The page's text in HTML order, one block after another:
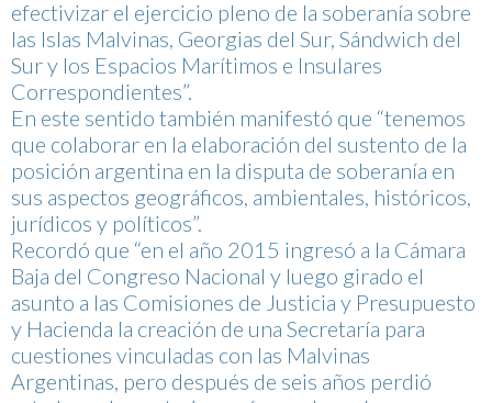
efectivizar el ejercicio pleno de la soberanía sobre
las Islas Malvinas, Georgias del Sur, Sándwich del
Sur y los Espacios Marítimos e Insulares
Correspondientes”.
En este sentido también manifestó que “tenemos
que colaborar en la elaboración del sustento de la
posición argentina en la disputa de soberanía en
sus aspectos geográficos, ambientales, históricos,
jurídicos y políticos”.
Recordó que “en el año 2015 ingresó a la Cámara
Baja del Congreso Nacional y luego girado el
asunto a las Comisiones de Justicia y Presupuesto
y Hacienda la creación de una Secretaría para
cuestiones vinculadas con las Malvinas
Argentinas, pero después de seis años perdió